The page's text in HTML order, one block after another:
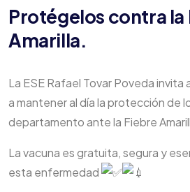
Protégelos contra la
Amarilla.
La ESE Rafael Tovar Poveda invita
a mantener al día la protección de
departamento ante la Fiebre
La vacuna es gratuita, segura y
esta enfermedad